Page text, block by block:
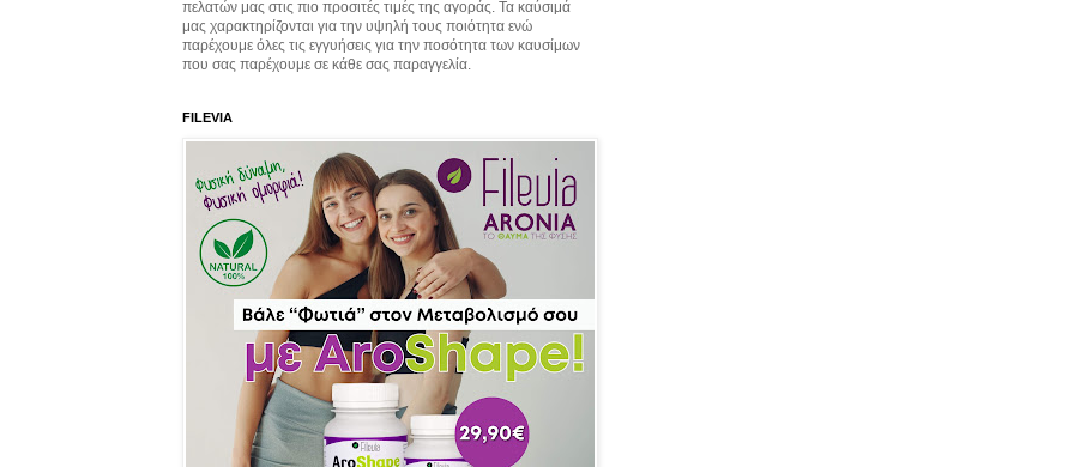
πελατών μας στις πιο προσιτές τιμές της αγοράς. Τα καύσιμά
μας χαρακτηρίζονται για την υψηλή τους ποιότητα ενώ
παρέχουμε όλες τις εγγυήσεις για την ποσότητα των καυσίμων
που σας παρέχουμε σε κάθε σας παραγγελία.
FILEVIA